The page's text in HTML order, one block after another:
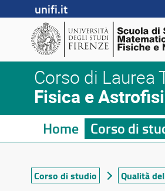
unifi.it
Corso di Laurea
Fisica e
Home Corso di
Corso di studio Qualità